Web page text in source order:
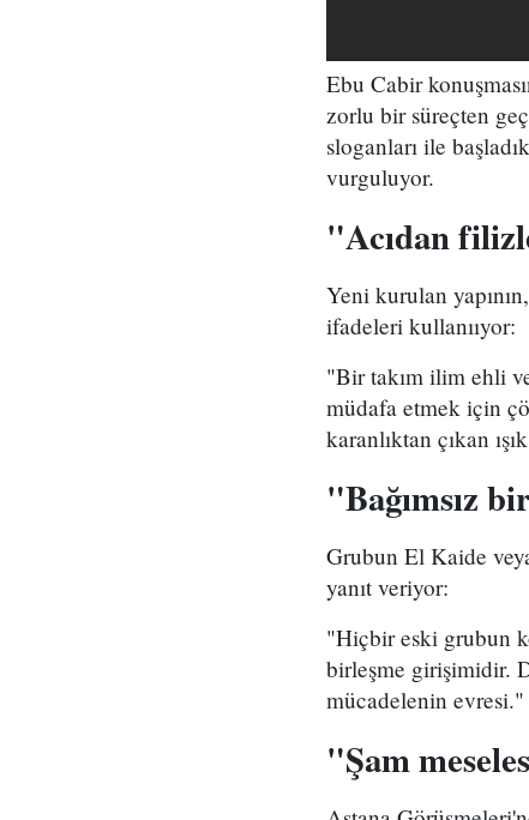
Ebu Cabir
zorlu bir süreçten
sloganları ile
vurguluyor.
"Acıdan
Yeni kurulan
ifadeleri kullanııyor:
"Bir takım ilim ehli
müdafa etmek için
karanlıktan çıkan
"Bağımsız
Grubun El Kaide
yanıt veriyor:
"Hiçbir eski grubun
birleşme girişimidir.
mücadelenin evresi."
"Şam